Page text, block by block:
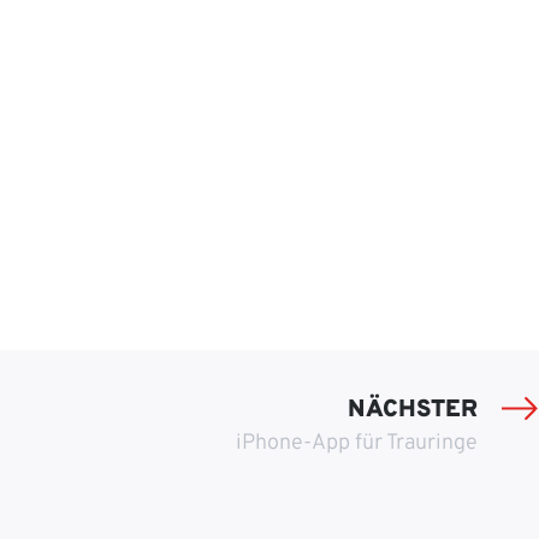
NÄCHSTER
iPhone-App für Trauringe